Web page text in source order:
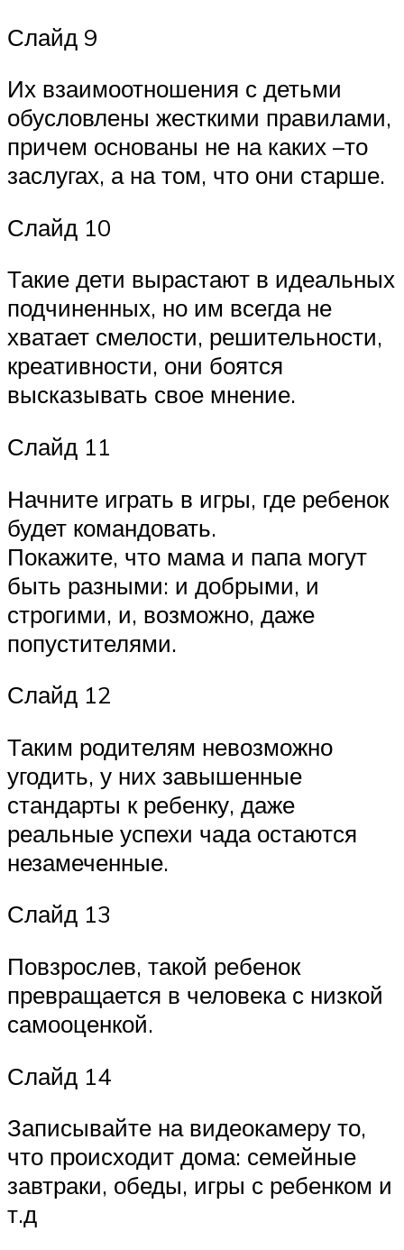
Слайд 9
Их взаимоотношения с детьми
обусловлены жесткими правилами,
причем основаны не на каких –то
заслугах, а на том, что они старше.
Слайд 10
Такие дети вырастают в идеальных
подчиненных, но им всегда не
хватает смелости, решительности,
креативности, они боятся
высказывать свое мнение.
Слайд 11
Начните играть в игры, где ребенок
будет командовать.
Покажите, что мама и папа могут
быть разными: и добрыми, и
строгими, и, возможно, даже
попустителями.
Слайд 12
Таким родителям невозможно
угодить, у них завышенные
стандарты к ребенку, даже
реальные успехи чада остаются
незамеченные.
Слайд 13
Повзрослев, такой ребенок
превращается в человека с низкой
самооценкой.
Слайд 14
Записывайте на видеокамеру то,
что происходит дома: семейные
завтраки, обеды, игры с ребенком и
т.д